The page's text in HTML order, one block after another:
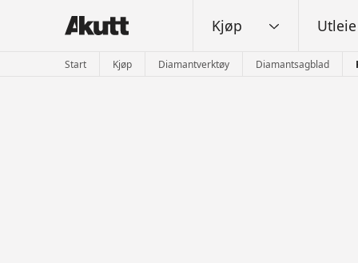
Kjøp Utleie
Start Kjøp Diamantverktøy Diamantsagblad